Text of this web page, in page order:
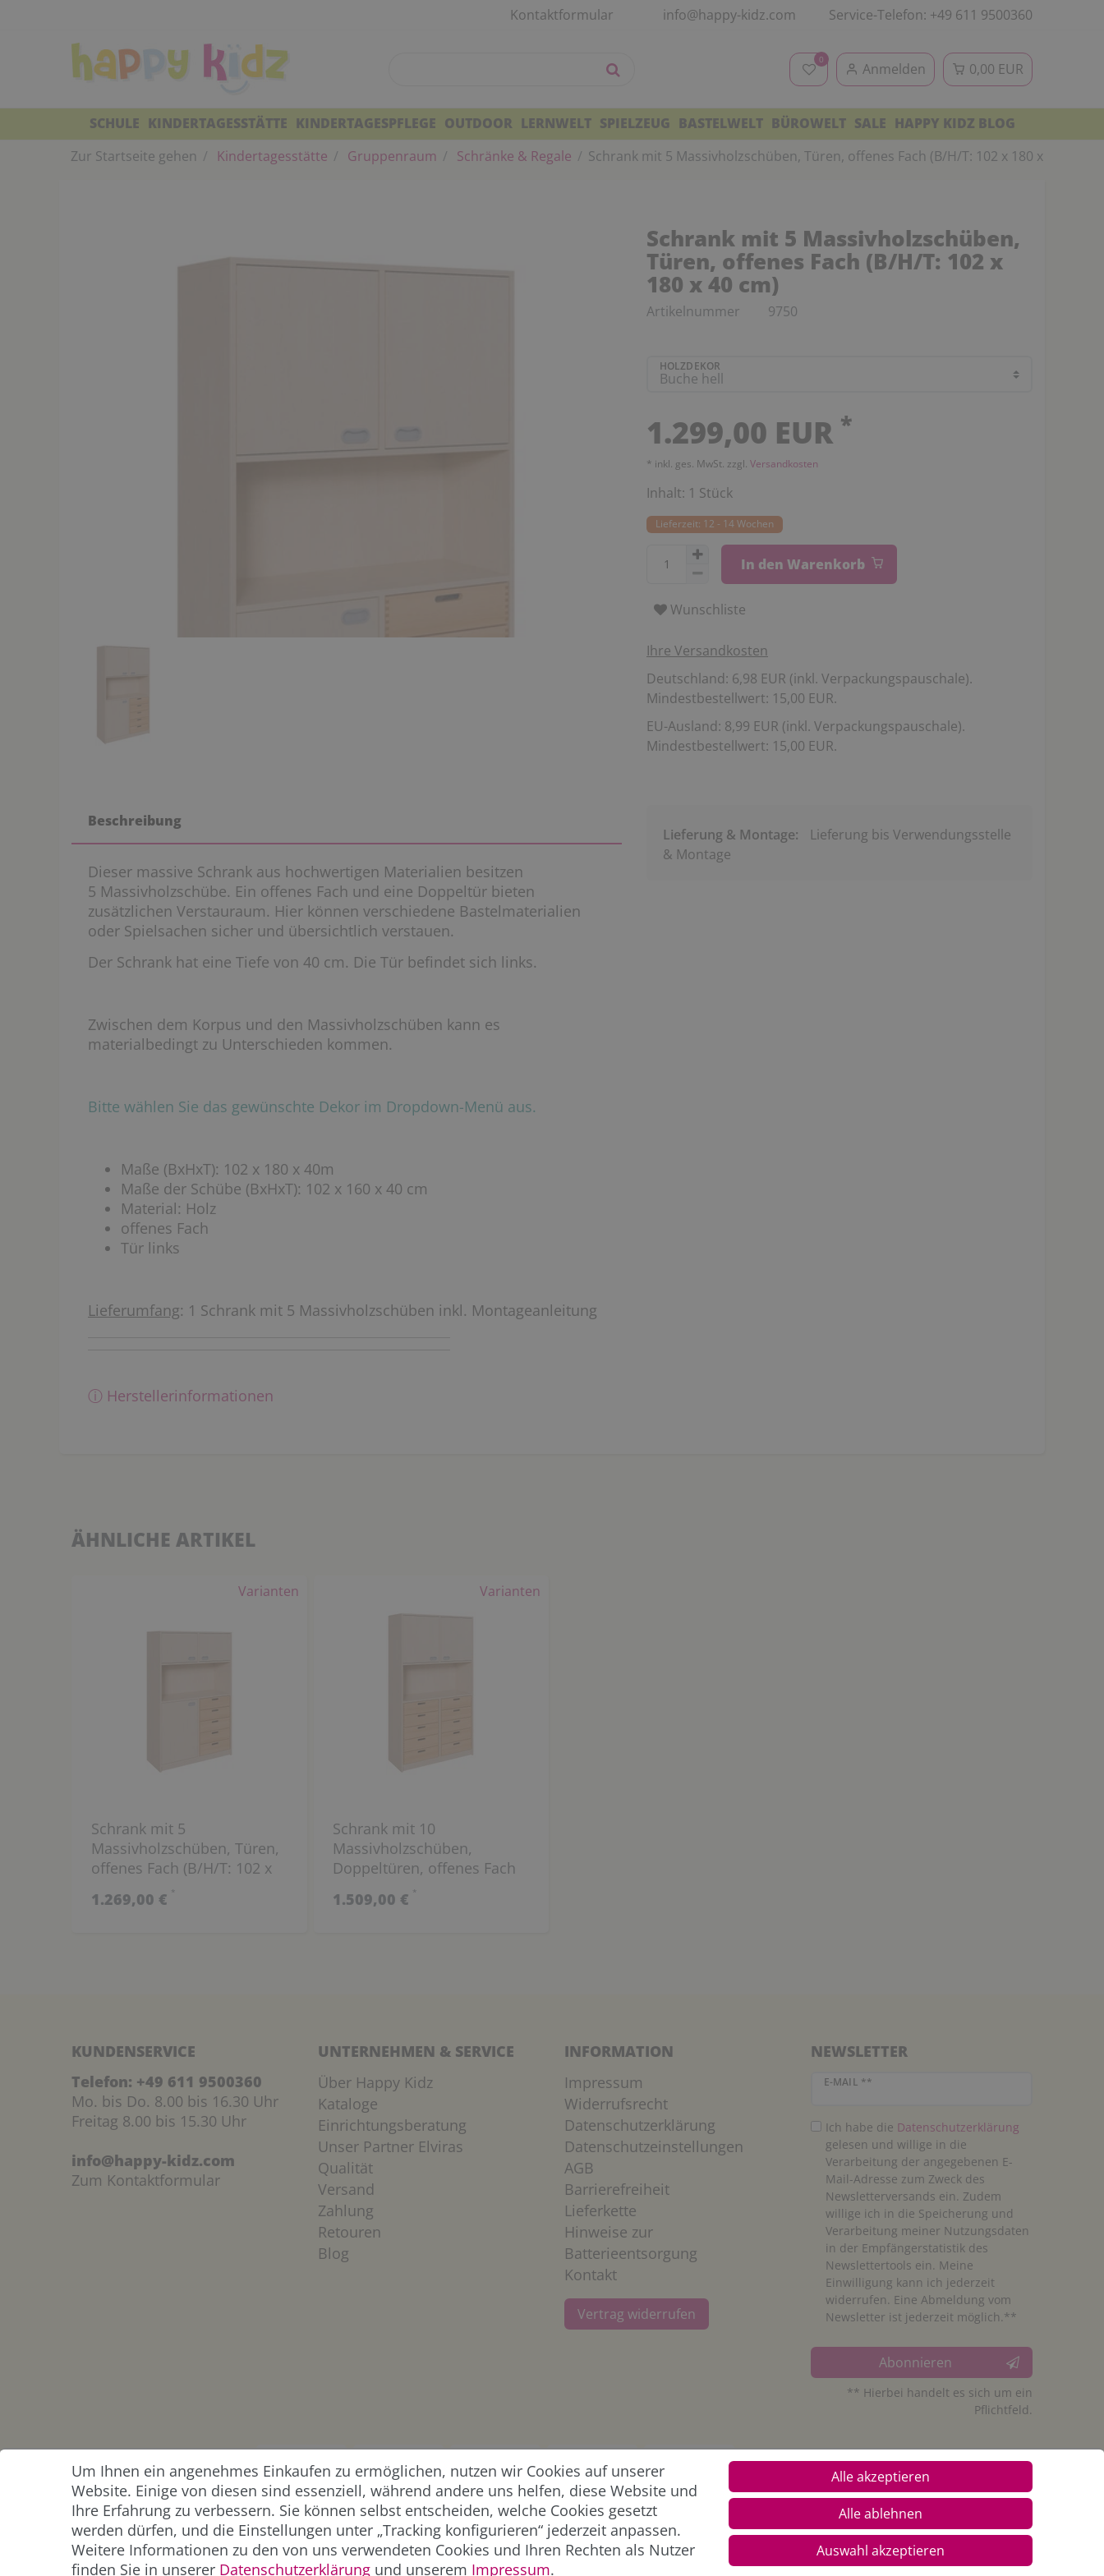
Kontaktformular info@happy-kidz.com Service-Telefon: +49 611 9500360
0
Anmelden 0,00 EUR
SCHULE KINDERTAGESSTÄTTE KINDERTAGESPFLEGE OUTDOOR LERNWELT SPIELZEUG BASTELWELT BÜROWELT SALE HAPPY KIDZ BLOG
Zur Startseite gehen
Kindertagesstätte Gruppenraum Schränke & Regale Schrank mit 5 Massivholzschüben, Türen, offenes Fach (B/H/T: 102 x 180 x 40 cm)
Schrank mit 5 Massivholzschüben,
Türen, offenes Fach (B/H/T: 102 x
180 x 40 cm)
Artikelnummer 9750
HOLZDEKOR
1.299,00 EUR *
* inkl. ges. MwSt. zzgl. Versandkosten
Inhalt: 1 Stück
Lieferzeit: 12 - 14 Wochen
In den Warenkorb
Wunschliste
Ihre Versandkosten
Deutschland: 6,98 EUR (inkl. Verpackungspauschale).
Mindestbestellwert: 15,00 EUR.
EU-Ausland: 8,99 EUR (inkl. Verpackungspauschale).
Mindestbestellwert: 15,00 EUR.
Beschreibung
Dieser massive Schrank aus hochwertigen Materialien besitzen
5 Massivholzschübe. Ein offenes Fach und eine Doppeltür bieten
zusätzlichen Verstauraum. Hier können verschiedene Bastelmaterialien
oder Spielsachen sicher und übersichtlich verstauen.
Der Schrank hat eine Tiefe von 40 cm. Die Tür befindet sich links.
Zwischen dem Korpus und den Massivholzschüben kann es
materialbedingt zu Unterschieden kommen.
Bitte wählen Sie das gewünschte Dekor im Dropdown-Menü aus.
Maße (BxHxT): 102 x 180 x 40m
Maße der Schübe (BxHxT): 102 x 160 x 40 cm
Material: Holz
offenes Fach
Tür links
Lieferumfang: 1 Schrank mit 5 Massivholzschüben inkl. Montageanleitung
ⓘ Herstellerinformationen
Lieferung & Montage:
Lieferung bis Verwendungsstelle
& Montage
ÄHNLICHE ARTIKEL
Varianten
Schrank mit 5
Massivholzschüben, Türen,
offenes Fach (B/H/T: 102 x
160 x 40 cm)
1.269,00 € *
Varianten
Schrank mit 10
Massivholzschüben,
Doppeltüren, offenes Fach
(B/H/T: 102 x 180 x 40 cm)
1.509,00 € *
KUNDENSERVICE
Telefon: +49 611 9500360
Mo. bis Do. 8.00 bis 16.30 Uhr
Freitag 8.00 bis 15.30 Uhr
info@happy-kidz.com
Zum Kontaktformular
UNTERNEHMEN & SERVICE
Über Happy Kidz
Kataloge
Einrichtungsberatung
Unser Partner Elviras
Qualität
Versand
Zahlung
Retouren
Blog
INFORMATION
Impressum
Widerrufsrecht
Datenschutzerklärung
Datenschutzeinstellungen
AGB
Barrierefreiheit
Lieferkette
Hinweise zur
Batterieentsorgung
Kontakt
Vertrag widerrufen
NEWSLETTER
E-MAIL **
Newsletter Honig
Ich habe die Daten­schutz­erklärung
gelesen und willige in die
Verarbeitung der angegebenen E-
Mail-Adresse zum Zweck des
Newsletterversands ein. Zudem
willige ich in die Speicherung und
Verarbeitung meiner Nutzungsdaten
in der Empfängerstatistik des
Newslettertools ein. Meine
Einwilligung kann ich jederzeit
widerrufen. Eine Abmeldung vom
Newsletter ist jederzeit möglich.**
Abonnieren
** Hierbei handelt es sich um ein
Pflichtfeld.
ZAHLUNG &
VERSAND
Um Ihnen ein angenehmes Einkaufen zu ermöglichen, nutzen wir Cookies auf unserer
Website. Einige von diesen sind essenziell, während andere uns helfen, diese Website und
Ihre Erfahrung zu verbessern. Sie können selbst entscheiden, welche Cookies gesetzt
werden dürfen, und die Einstellungen unter „Tracking konfigurieren“ jederzeit anpassen.
Weitere Informationen zu den von uns verwendeten Cookies und Ihren Rechten als Nutzer
finden Sie in unserer Daten­schutz­erklärung und unserem Impressum.
Alle akzeptieren
Alle ablehnen
Auswahl akzeptieren